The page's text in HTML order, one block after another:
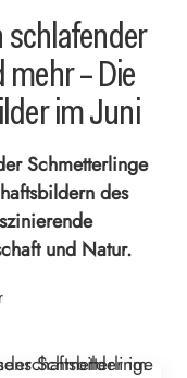
schlafender
– Die
im Juni
Schmetterlinge
des
und Natur.